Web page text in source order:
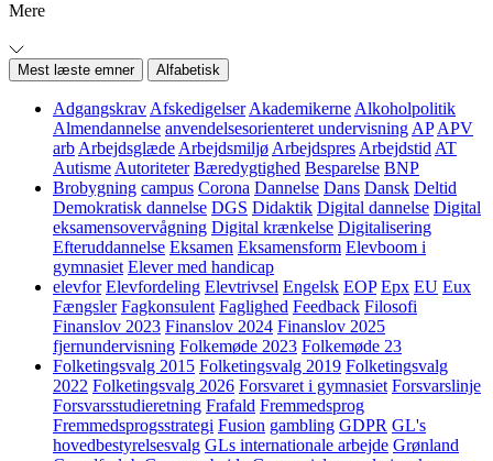
Mere
Mest læste emner Alfabetisk
Adgangskrav Afskedigelser Akademikerne Alkoholpolitik
Almendannelse anvendelsesorienteret undervisning AP APV
arb Arbejdsglæde Arbejdsmiljø Arbejdspres Arbejdstid AT
Autisme Autoriteter Bæredygtighed Besparelse BNP
Brobygning campus Corona Dannelse Dans Dansk Deltid
Demokratisk dannelse DGS Didaktik Digital dannelse Digital
eksamensovervågning Digital krænkelse Digitalisering
Efteruddannelse Eksamen Eksamensform Elevboom i
gymnasiet Elever med handicap
elevfor Elevfordeling Elevtrivsel Engelsk EOP Epx EU Eux
Fængsler Fagkonsulent Faglighed Feedback Filosofi
Finanslov 2023 Finanslov 2024 Finanslov 2025
fjernundervisning Folkemøde 2023 Folkemøde 23
Folketingsvalg 2015 Folketingsvalg 2019 Folketingsvalg
2022 Folketingsvalg 2026 Forsvaret i gymnasiet Forsvarslinje
Forsvarsstudieretning Frafald Fremmedsprog
Fremmedsprogsstrategi Fusion gambling GDPR GL's
hovedbestyrelsesvalg GLs internationale arbejde Grønland